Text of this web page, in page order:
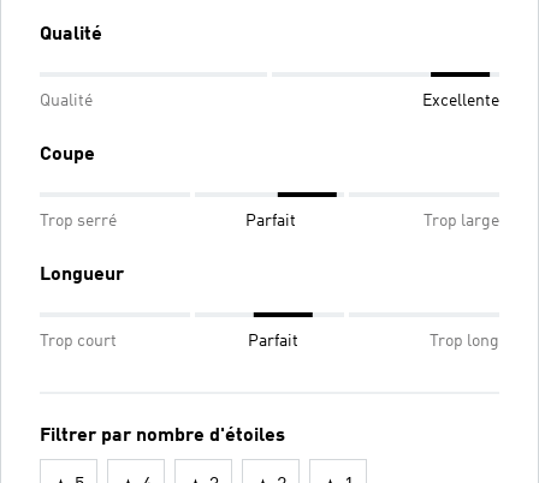
Qualité
Qualité Excellente
Coupe
Trop serré Parfait Trop large
Longueur
Trop court Parfait Trop long
Filtrer par nombre d'étoiles